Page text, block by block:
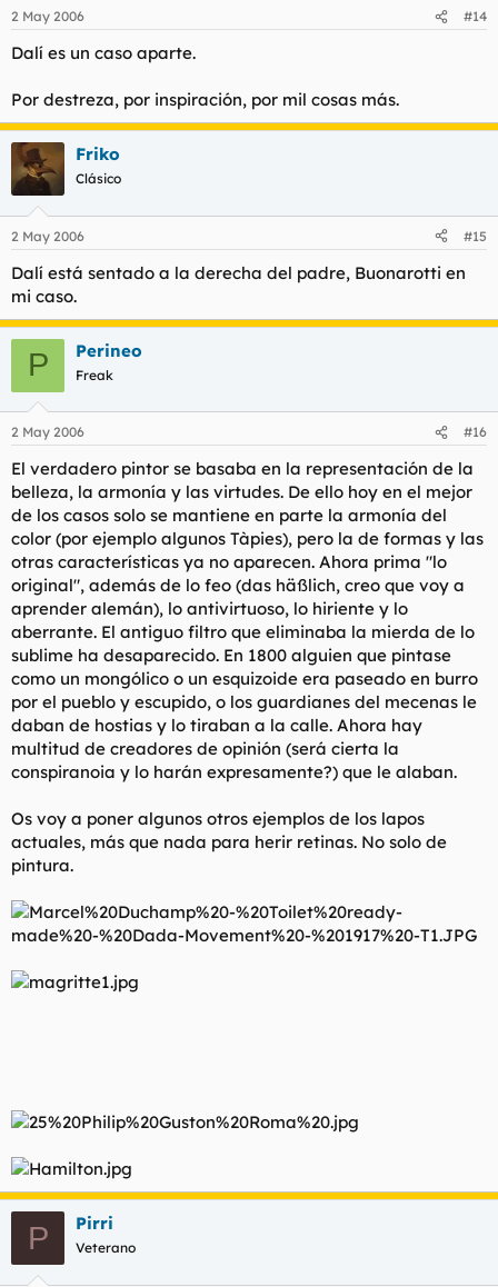
2 May 2006 #14
Dalí es un caso aparte.
Por destreza, por inspiración, por mil cosas más.
Friko
Clásico
2 May 2006 #15
Dalí está sentado a la derecha del padre, Buonarotti en
mi caso.
P Perineo
Freak
2 May 2006 #16
El verdadero pintor se basaba en la representación de la
belleza, la armonía y las virtudes. De ello hoy en el mejor
de los casos solo se mantiene en parte la armonía del
color (por ejemplo algunos Tàpies), pero la de formas y las
otras características ya no aparecen. Ahora prima "lo
original", además de lo feo (das häßlich, creo que voy a
aprender alemán), lo antivirtuoso, lo hiriente y lo
aberrante. El antiguo filtro que eliminaba la mierda de lo
sublime ha desaparecido. En 1800 alguien que pintase
como un mongólico o un esquizoide era paseado en burro
por el pueblo y escupido, o los guardianes del mecenas le
daban de hostias y lo tiraban a la calle. Ahora hay
multitud de creadores de opinión (será cierta la
conspiranoia y lo harán expresamente?) que le alaban.
Os voy a poner algunos otros ejemplos de los lapos
actuales, más que nada para herir retinas. No solo de
pintura.
P Pirri
Veterano